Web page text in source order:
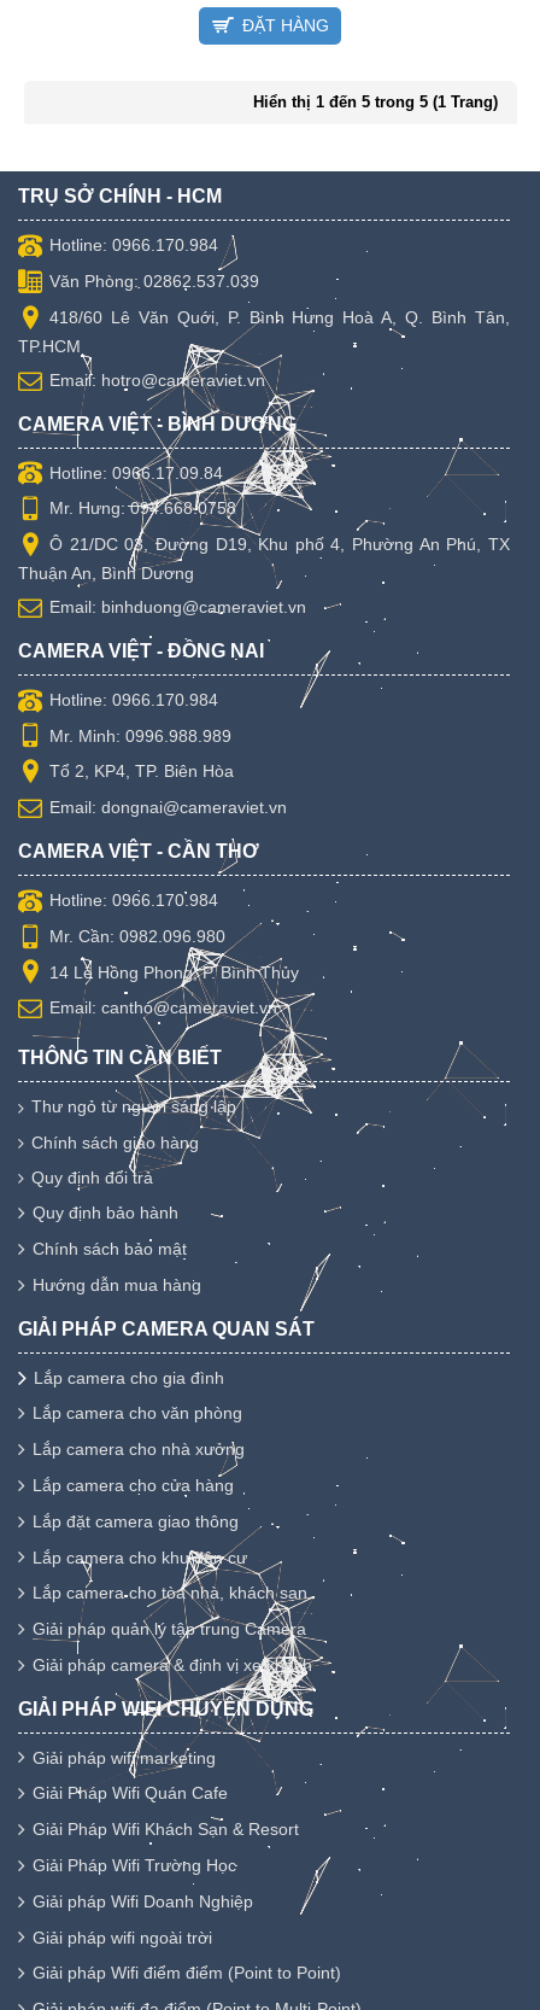
ĐẶT HÀNG
Hiển thị 1 đến 5 trong 5 (1 Trang)
TRỤ SỞ CHÍNH - HCM
Hotline: 0966.170.984
Văn Phòng: 02862.537.039
418/60 Lê Văn Quới, P. Bình Hưng Hoà A, Q. Bình Tân,
TP.HCM
Email: hotro@cameraviet.vn
CAMERA VIỆT - BÌNH DƯƠNG
Hotline: 0966.17.09.84
Mr. Hưng: 094.668.0758
Ô 21/DC 03, Đường D19, Khu phố 4, Phường An Phú, TX
Thuận An, Bình Dương
Email: binhduong@cameraviet.vn
CAMERA VIỆT - ĐỒNG NAI
Hotline: 0966.170.984
Mr. Minh: 0996.988.989
Tổ 2, KP4, TP. Biên Hòa
Email: dongnai@cameraviet.vn
CAMERA VIỆT - CẦN THƠ
Hotline: 0966.170.984
Mr. Cần: 0982.096.980
14 Lê Hồng Phong, P. Bình Thủy
Email: cantho@cameraviet.vn
THÔNG TIN CẦN BIẾT
Thư ngỏ từ người sáng lập
Chính sách giao hàng
Quy định đổi trả
Quy định bảo hành
Chính sách bảo mật
Hướng dẫn mua hàng
GIẢI PHÁP CAMERA QUAN SÁT
Lắp camera cho gia đình
Lắp camera cho văn phòng
Lắp camera cho nhà xưởng
Lắp camera cho cửa hàng
Lắp đặt camera giao thông
Lắp camera cho khu dân cư
Lắp camera cho tòa nhà, khách sạn
Giải pháp quản lý tập trung Camera
Giải pháp camera & định vị xe khách
GIẢI PHÁP WIFI CHUYÊN DỤNG
Giải pháp wifi marketing
Giải Pháp Wifi Quán Cafe
Giải Pháp Wifi Khách Sạn & Resort
Giải Pháp Wifi Trường Học
Giải pháp Wifi Doanh Nghiệp
Giải pháp wifi ngoài trời
Giải pháp Wifi điểm điểm (Point to Point)